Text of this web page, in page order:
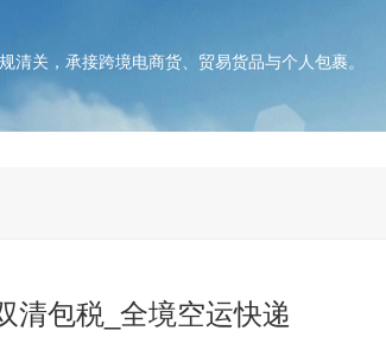
关，承接跨境电商货、贸易货品与个人包裹。
清包税_全境空运快递